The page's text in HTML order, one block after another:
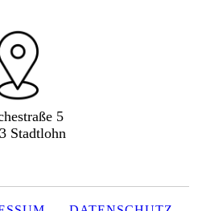
5
Stadtlohn